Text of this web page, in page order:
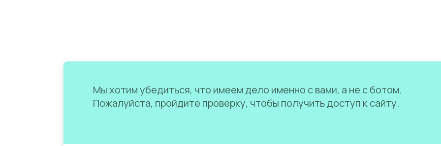
Мы хотим убедиться, что имеем дело именно с вами, а не с ботом.
Пожалуйста, пройдите проверку, чтобы получить доступ к сайту.